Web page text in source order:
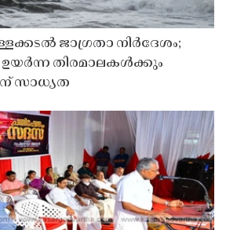
ജാഗ്രതാ നിർദേശം;
ഉയർന്ന തിരമാലകൾക്കും
സാധ്യത